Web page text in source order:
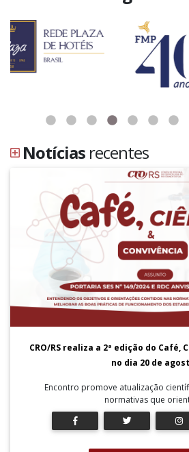
Notícias recentes
CRO/RS realiza a 2ª edição do Café,
no dia 20 de
Encontro promove atualização
normativas que